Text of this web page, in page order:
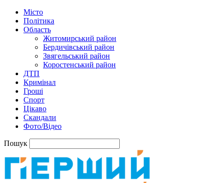
Місто
Політика
Область
Житомирський район
Бердичівський район
Звягельський район
Коростенський район
ДТП
Кримінал
Гроші
Спорт
Цікаво
Скандали
Фото/Відео
Пошук